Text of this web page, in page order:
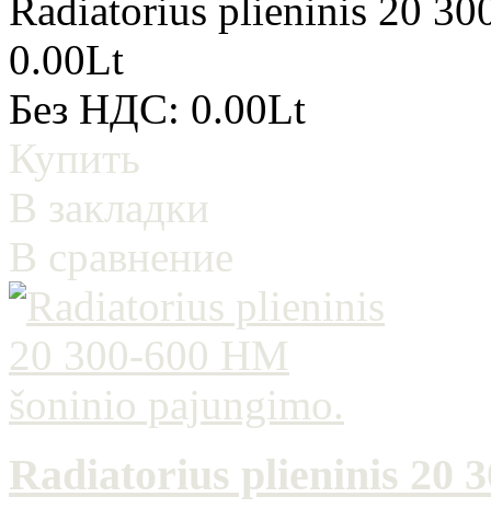
Radiatorius plieninis 20
0.00Lt
Без НДС: 0.00Lt
Купить
В закладки
В сравнение
Radiatorius plieninis 20